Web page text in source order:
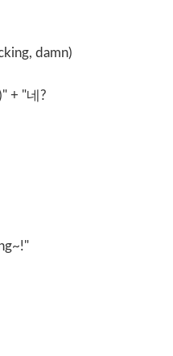
damn)
+ "네 ?